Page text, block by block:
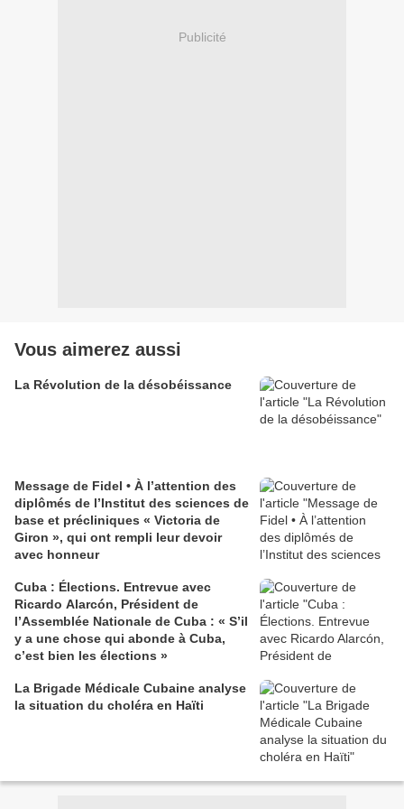
Publicité
Vous aimerez aussi
La Révolution de la désobéissance
Message de Fidel • À l’attention des
diplômés de l’Institut des sciences de
base et précliniques « Victoria de
Giron », qui ont rempli leur devoir
avec honneur
Cuba : Élections. Entrevue avec
Ricardo Alarcón, Président de
l’Assemblée Nationale de Cuba : « S’il
y a une chose qui abonde à Cuba,
c’est bien les élections »
La Brigade Médicale Cubaine analyse
la situation du choléra en Haïti